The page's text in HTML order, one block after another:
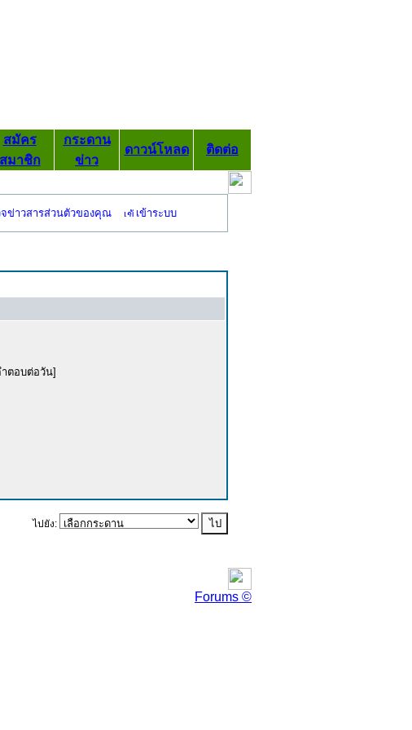
สมัคร
สมาชิก
กระดาน
ข่าว
ดาวน์โหลด ติดต่อ
จข่าวสารส่วนตัวของคุณ เข้าระบบ
ตอบต่อวัน]
ไปยัง:
Forums ©